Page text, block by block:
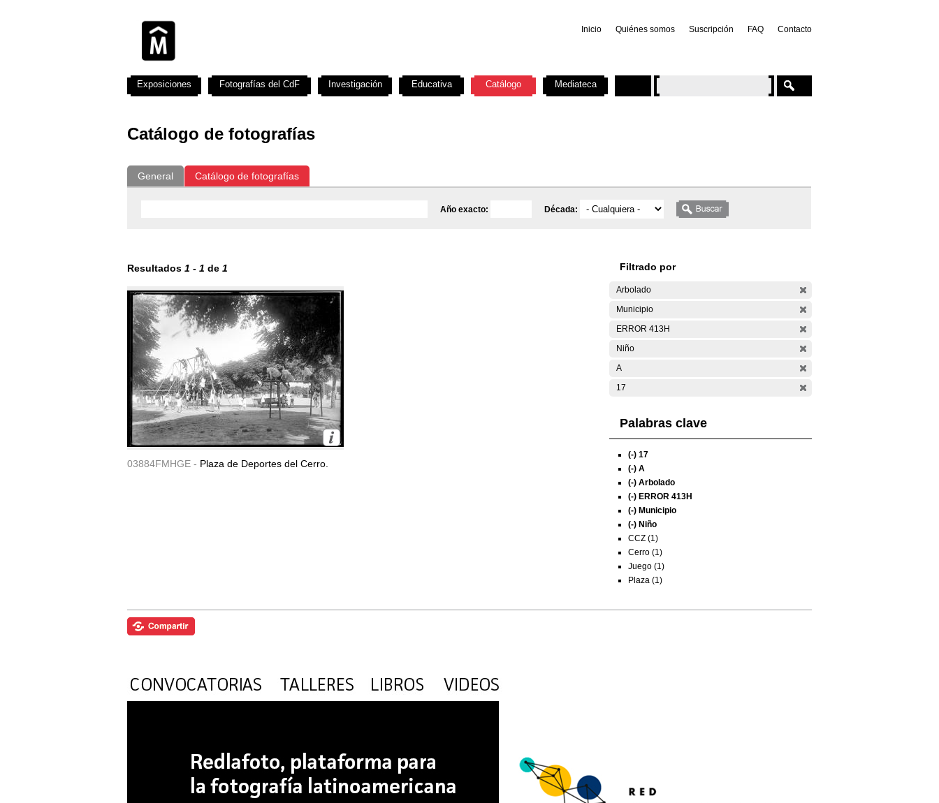
Inicio Quiénes somos Suscripción FAQ Contacto
Catálogo de fotografías
General Catálogo de fotografías
Año exacto: Década:
Resultados 1 - 1 de 1
03884FMHGE - Plaza de Deportes del Cerro.
Filtrado por
Arbolado
Municipio
ERROR 413H
Niño
A
17
Palabras clave
(-) 17
(-) A
(-) Arbolado
(-) ERROR 413H
(-) Municipio
(-) Niño
CCZ (1)
Cerro (1)
Juego (1)
Plaza (1)
Exposiciones Fotografías del CdF Investigación Educativa Catálogo Mediateca